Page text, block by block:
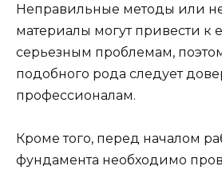
Неправильные методы или
материалы могут привести к
серьезным проблемам,
подобного рода следует
профессионалам.
Кроме того, перед началом
фундамента необходимо